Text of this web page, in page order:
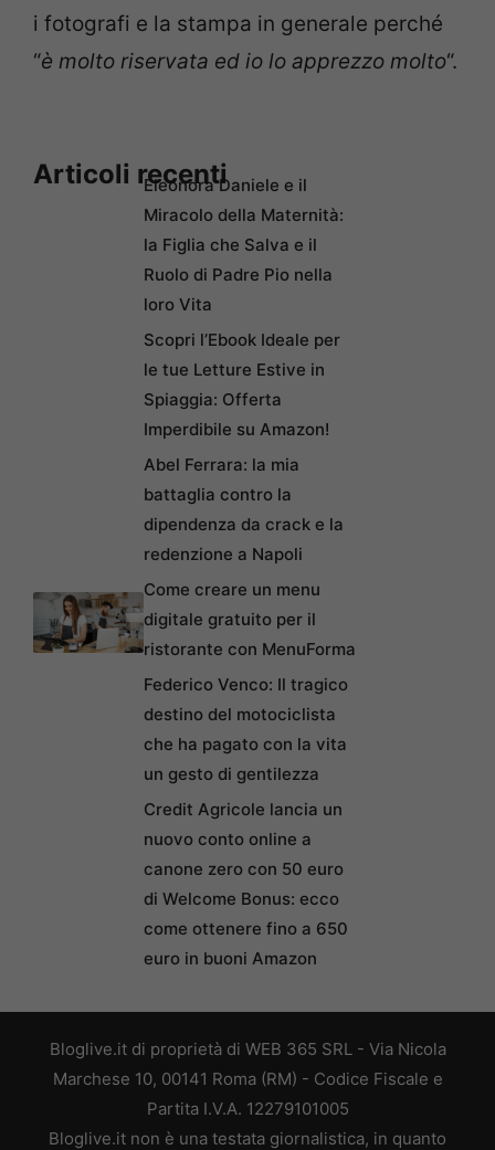
i fotografi e la stampa in generale perché
“è molto riservata ed io lo apprezzo molto“.
Articoli recentiEleonora Daniele e il
Miracolo della Maternità:
la Figlia che Salva e il
Ruolo di Padre Pio nella
loro Vita
Scopri l’Ebook Ideale per
le tue Letture Estive in
Spiaggia: Offerta
Imperdibile su Amazon!
Abel Ferrara: la mia
battaglia contro la
dipendenza da crack e la
redenzione a Napoli
Come creare un menu
digitale gratuito per il
ristorante con MenuForma
Federico Venco: Il tragico
destino del motociclista
che ha pagato con la vita
un gesto di gentilezza
Credit Agricole lancia un
nuovo conto online a
canone zero con 50 euro
di Welcome Bonus: ecco
come ottenere fino a 650
euro in buoni Amazon
Bloglive.it di proprietà di WEB 365 SRL - Via Nicola
Marchese 10, 00141 Roma (RM) - Codice Fiscale e
Partita I.V.A. 12279101005
Bloglive.it non è una testata giornalistica, in quanto